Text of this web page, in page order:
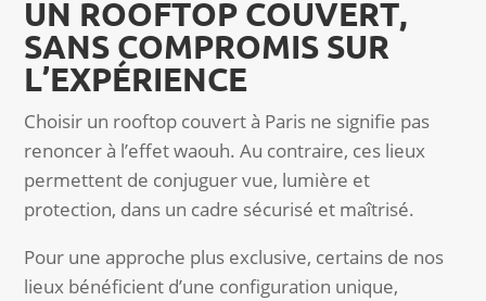
UN ROOFTOP COUVERT,
SANS COMPROMIS SUR
L’EXPÉRIENCE
Choisir un rooftop couvert à Paris ne signifie pas
renoncer à l’effet waouh. Au contraire, ces lieux
permettent de conjuguer vue, lumière et
protection, dans un cadre sécurisé et maîtrisé.
Pour une approche plus exclusive, certains de nos
lieux bénéficient d’une configuration unique,